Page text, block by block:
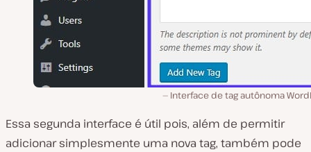
Interface de tag autônoma
Essa segunda interface é útil pois, além de permitir
adicionar simplesmente uma nova tag, também pode